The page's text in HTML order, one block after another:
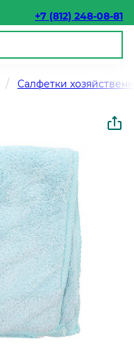
+7 (812) 248-08-81
Салфетки